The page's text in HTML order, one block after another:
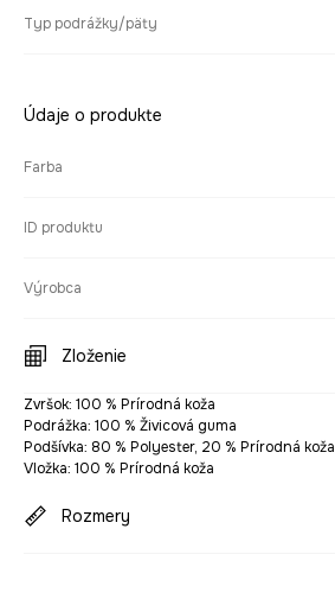
Typ podrážky/päty
Údaje o produkte
Farba
ID produktu
Výrobca
Zloženie
Zvršok: 100 % Prírodná koža
Podrážka: 100 % Živicová guma
Podšívka: 80 % Polyester, 20 % Prírodná koža
Vložka: 100 % Prírodná koža
Rozmery